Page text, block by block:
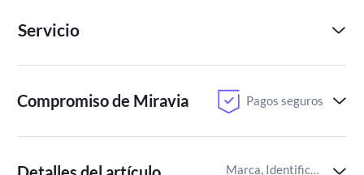
Servicio
Compromiso de Miravia Pagos seguros
Marca, Identificador del artículo de Miravia